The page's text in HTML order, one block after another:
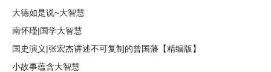
大德如是说~大智慧
南怀瑾|国学大智慧
国史演义|张宏杰讲述不可复制的曾国藩【精编版】
小故事蕴含大智慧